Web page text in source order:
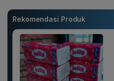
Rekomendasi Produk